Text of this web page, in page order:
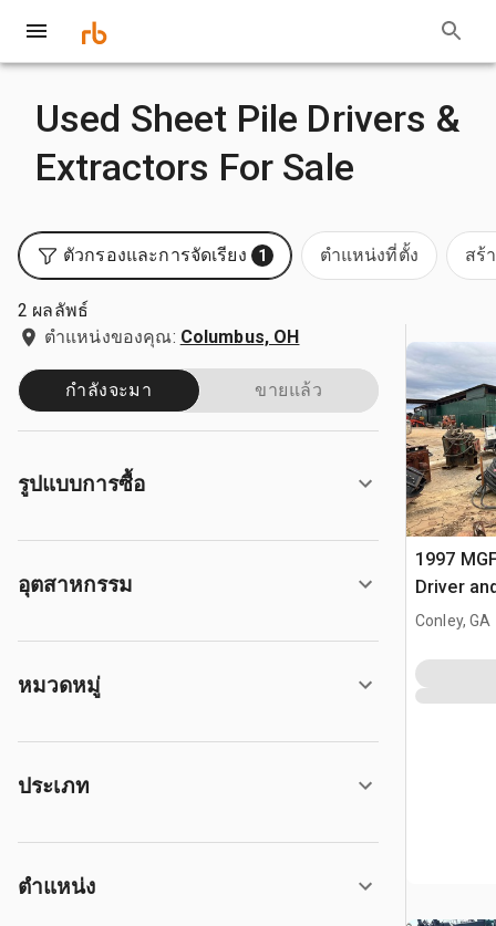
Used Sheet Pile Drivers &
Extractors For Sale
ตัวกรองและการจัดเรียง 1 ตำแหน่งที่ตั้ง สร้
2 ผลลัพธ์
ตำแหน่งของคุณ: Columbus, OH
กำลังจะมา ขายแล้ว
รูปแบบการซื้อ
อุตสาหกรรม
หมวดหมู่
ประเภท
ตำแหน่ง
1997
Driver
Conley, GA